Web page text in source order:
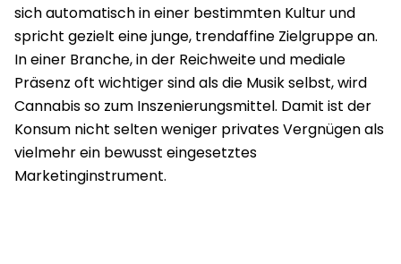
sich automatisch in einer bestimmten Kultur und
spricht gezielt eine junge, trendaffine Zielgruppe an.
In einer Branche, in der Reichweite und mediale
Präsenz oft wichtiger sind als die Musik selbst, wird
Cannabis so zum Inszenierungsmittel. Damit ist der
Konsum nicht selten weniger privates Vergnügen als
vielmehr ein bewusst eingesetztes
Marketinginstrument.